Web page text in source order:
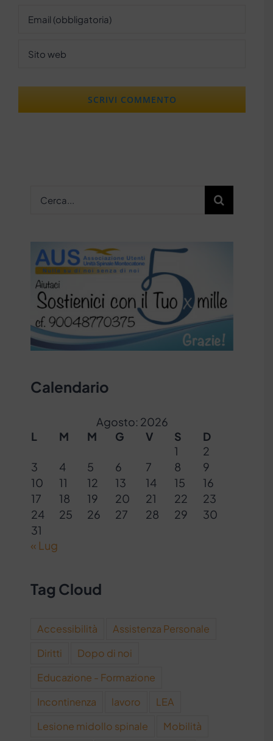
per:
Calendario
Agosto: 2026
L
M M G V S
D
1
2
3
4 5 6 7 8
9
10
11 12 13 14 15
16
17
18 19 20 21 22
23
24
25 26 27 28 29
30
31
« Lug
Tag Cloud
Accessibilità
Assistenza Personale
Diritti
Dopo di noi
Educazione - Formazione
Incontinenza
lavoro
LEA
Lesione midollo spinale
Mobilità